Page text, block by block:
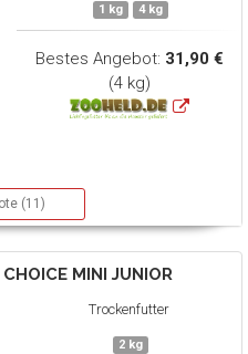
1 kg 4 kg
Bestes Angebot: 31,90 €
(4 kg)
(11)
MINI JUNIOR
Trockenfutter
2 kg